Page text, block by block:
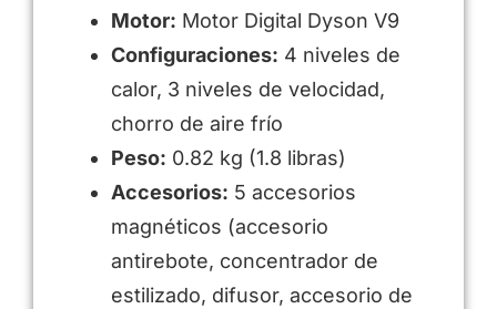
Motor: Motor Digital Dyson V9
Configuraciones: 4 niveles de
calor, 3 niveles de velocidad,
chorro de aire frío
Peso: 0.82 kg (1.8 libras)
Accesorios: 5 accesorios
magnéticos (accesorio
antirebote, concentrador de
estilizado, difusor, accesorio de